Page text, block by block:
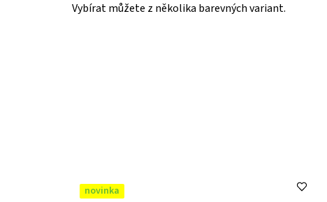
Vybírat můžete z několika barevných variant.
novinka